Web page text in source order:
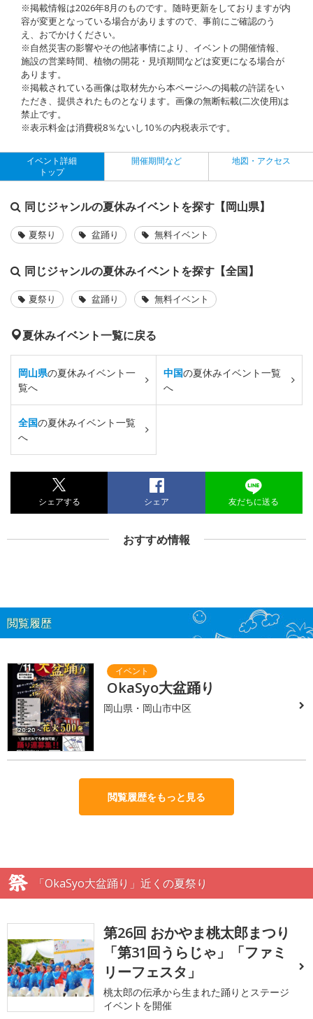
※掲載情報は2026年8月のものです。随時更新をしておりますが内
容が変更となっている場合がありますので、事前にご確認のう
え、おでかけください。
※自然災害の影響やその他諸事情により、イベントの開催情報、
施設の営業時間、植物の開花・見頃期間などは変更になる場合が
あります。
※掲載されている画像は取材先から本ページへの掲載の許諾をい
ただき、提供されたものとなります。画像の無断転載(二次使用)は
禁止です。
※表示料金は消費税8％ないし10％の内税表示です。
イベント詳細
トップ
開催期間など 地図・アクセス
同じジャンルの夏休みイベントを探す【岡山県】
夏祭り 盆踊り 無料イベント
同じジャンルの夏休みイベントを探す【全国】
夏祭り 盆踊り 無料イベント
夏休みイベント一覧に戻る
岡山県の夏休みイベント一
覧へ
中国の夏休みイベント一覧
へ
全国の夏休みイベント一覧
へ
シェアする シェア 友だちに送る
おすすめ情報
閲覧履歴
OkaSyo大盆踊り
岡山県・岡山市中区
閲覧履歴をもっと見る
「OkaSyo大盆踊り」近くの夏祭り
第26回 おかやま桃太郎まつり
「第31回うらじゃ」「ファミ
リーフェスタ」
桃太郎の伝承から生まれた踊りとステージ
イベントを開催